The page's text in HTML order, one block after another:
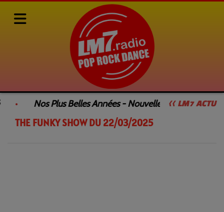
<< LM7 ACTU
Nos Plus Belles Années - Nouvelle Émission
Rediffusions de nos émissions SAMEDI DANCEFLOOR by François GEE
THE FUNKY SHOW DU 22/03/2025